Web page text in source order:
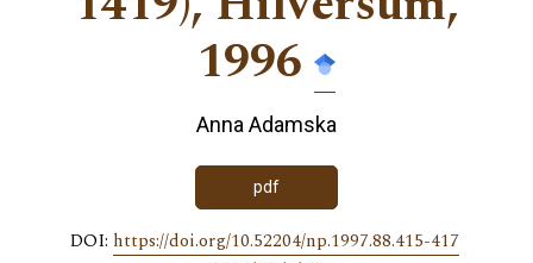
1996
Anna Adamska
pdf
DOI: https://doi.org/10.52204/np.1997.88.415-417